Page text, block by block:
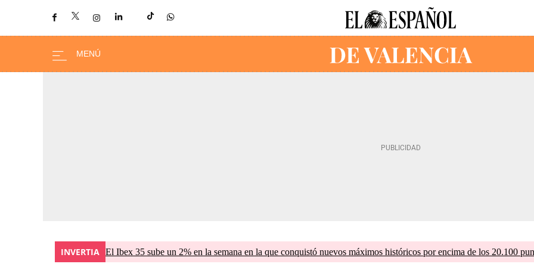
INVERTIA El Ibex 35 sube un 2% en la semana en la que conquistó nuevos máximos históricos por encima de los 20.100